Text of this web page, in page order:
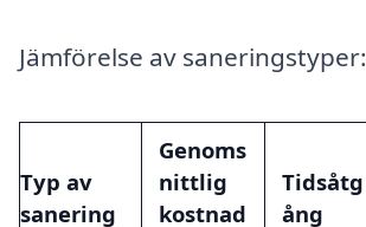
Jämförelse av saneringstyper:
Typ av
sanering
Genoms
nittlig
kostnad
Tidsåtg
ång